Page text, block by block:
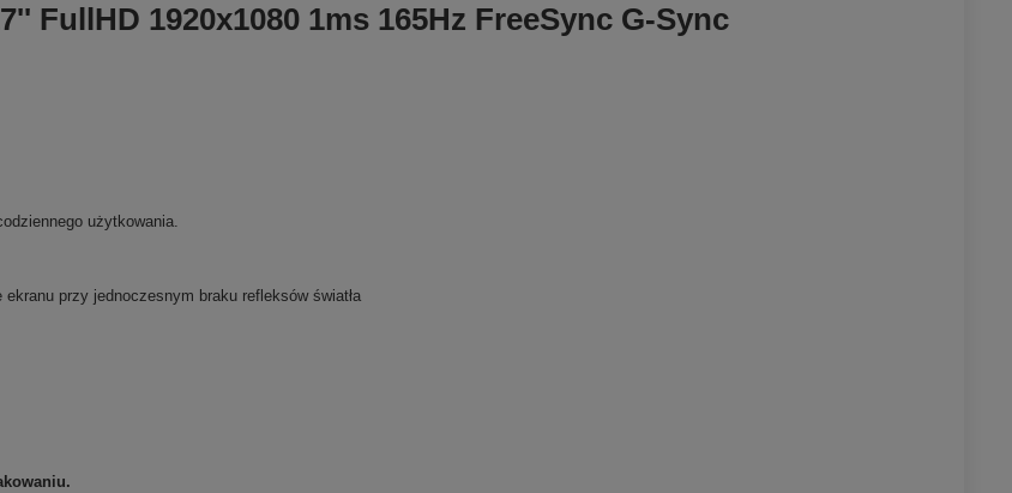
FullHD 1920x1080 1ms 165Hz FreeSync G-Sync
użytkowania.
przy jednoczesnym braku refleksów światła